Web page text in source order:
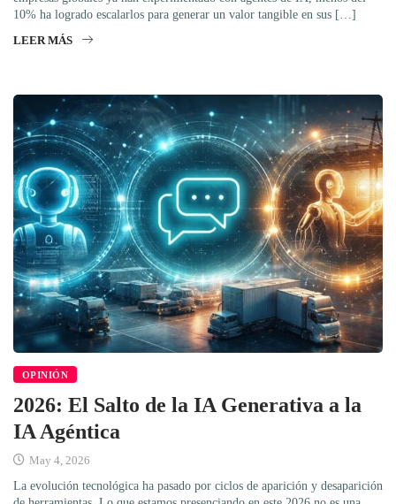
10% ha logrado escalarlos para generar un valor tangible en sus […]
LEER MÁS
OPINIÓN
2026: El Salto de la IA Generativa a la
IA Agéntica
May 4, 2026
La evolución tecnológica ha pasado por ciclos de aparición y desaparición